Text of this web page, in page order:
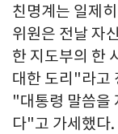
친명계는 일제
위원은 전날 자
한 지도부의 한
대한 도리"라고
"대통령 말씀을
다"고 가세했다.